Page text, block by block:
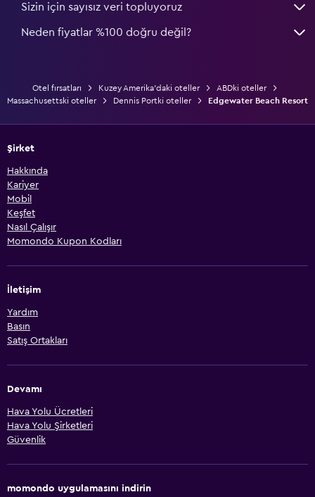
Sizin için sayısız veri topluyoruz
Neden fiyatlar %100 doğru değil?
Otel fırsatları Kuzey Amerika'daki oteller
ABDki oteller
Massachusettski oteller
Dennis Portki oteller Edgewater Beach Resort
Şirket
Hakkında
Kariyer
Mobil
Keşfet
Nasıl Çalışır
Momondo Kupon Kodları
İletişim
Yardım
Basın
Satış Ortakları
Devamı
Hava Yolu Ücretleri
Hava Yolu Şirketleri
Güvenlik
momondo uygulamasını indirin